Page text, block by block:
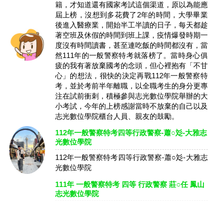
籍，才知道還有國家考試這個渠道，原以為能應
屆上榜，沒想到多花費了2年的時間，大學畢業
後進入醫療業，開始半工半讀的日子，每天都趁
著空班及休假的時間到班上課，疫情爆發時期一
度沒有時間讀書，甚至連吃飯的時間都沒有，當
然111年的一般警察特考就落榜了。當時身心俱
疲的我有著放棄國考的念頭，但心裡抱有「不甘
心」的想法，很快的決定再戰112年一般警察特
考，並於考前半年離職，以全職考生的身分更專
注在試前衝刺，積極參與志光數位學院舉辦的大
小考試，今年的上榜感謝當時不放棄的自己以及
志光數位學院櫃台人員、親友的鼓勵。
112年一般警察特考四等行政警察-蕭○彣-大雅志
光數位學院
112年一般警察特考四等行政警察-蕭○彣-大雅志
光數位學院
111年 一般警察特考 四等 行政警察 莊○任 鳳山
志光數位學院